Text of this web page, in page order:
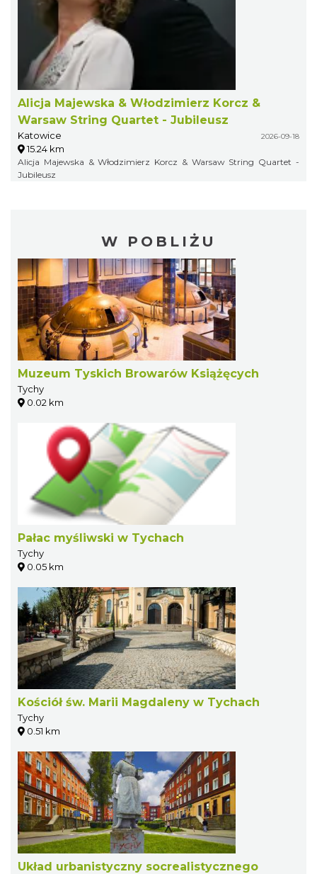
Alicja Majewska & Włodzimierz Korcz &
Warsaw String Quartet - Jubileusz
Katowice 2026-09-18
15.24 km
Alicja Majewska & Włodzimierz Korcz & Warsaw String Quartet -
Jubileusz
W POBLIŻU
Muzeum Tyskich Browarów Książęcych
Tychy
0.02 km
Pałac myśliwski w Tychach
Tychy
0.05 km
Kościół św. Marii Magdaleny w Tychach
Tychy
0.51 km
Układ urbanistyczny socrealistycznego